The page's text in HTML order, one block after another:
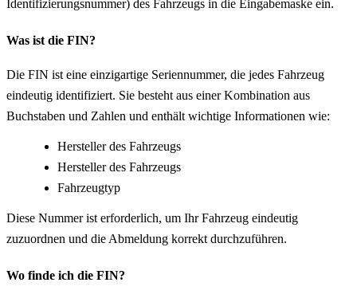
Identifizierungsnummer) des Fahrzeugs in die Eingabemaske ein.
Was ist die FIN?
Die FIN ist eine einzigartige Seriennummer, die jedes Fahrzeug
eindeutig identifiziert. Sie besteht aus einer Kombination aus
Buchstaben und Zahlen und enthält wichtige Informationen wie:
Hersteller des Fahrzeugs
Hersteller des Fahrzeugs
Fahrzeugtyp
Diese Nummer ist erforderlich, um Ihr Fahrzeug eindeutig
zuzuordnen und die Abmeldung korrekt durchzuführen.
Wo finde ich die FIN?